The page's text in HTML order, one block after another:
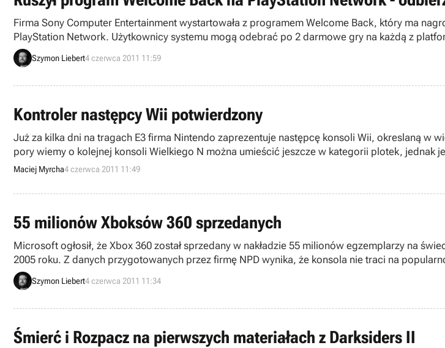
Firma Sony Computer Entertainment wystartowała z programem Welcome Back, który ma
PlayStation Network. Użytkownicy systemu mogą odebrać po 2 darmowe gry na każdą z
Szymon Liebert4 czerwca 2011 11:59
Kontroler następcy Wii potwierdzony
Już za kilka dni na tragach E3 firma Nintendo zaprezentuje następcę konsoli Wii, okreslaną w
pory wiemy o kolejnej konsoli Wielkiego N można umieścić jeszcze w kategorii plotek, jednak
Maciej Myrcha4 czerwca 2011 11:49
55 milionów Xboksów 360 sprzedanych
Microsoft ogłosił, że Xbox 360 został sprzedany w nakładzie 55 milionów egzemplarzy na
2005 roku. Z danych przygotowanych przez firmę NPD wynika, że konsola nie traci na
Szymon Liebert4 czerwca 2011 11:34
Śmierć i Rozpacz na pierwszych materiałach z Darksiders II